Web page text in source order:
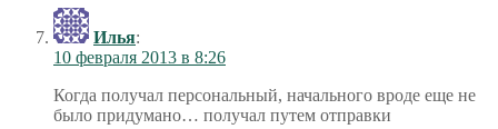
Илья:
10 февраля 2013 в 8:26
Когда получал персональный, начального вроде еще не
было придумано… получал путем отправки